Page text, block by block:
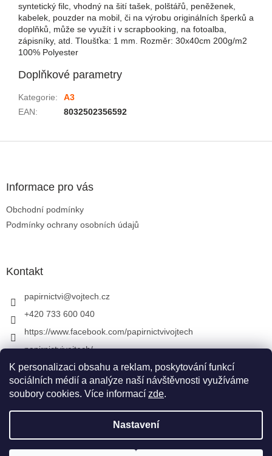
K personalizaci obsahu a reklam, poskytování funkcí
sociálních médií a analýze naší návštěvnosti využíváme
soubory cookies. Více informací zde.
Nastavení
syntetický filc, vhodný na šití tašek, polštářů, peněženek,
kabelek, pouzder na mobil, či na výrobu originálních šperků a
doplňků, může se využít i v scrapbooking, na fotoalba,
zápisníky, atd. Tloušťka: 1 mm. Rozměr: 30x40cm 200g/m2
100% Polyester
Doplňkové parametry
Kategorie:
A3
EAN: 8032502356592
Informace pro vás
Obchodní podmínky
Podmínky ochrany osobních údajů
Kontakt
papirnictvi@vojtech.cz
+420 733 600 040
https://www.facebook.com/papirnictvivojtech
papirnictvivojtech/
+420 733 600 040
Vytvořil Shoptet&
Papírnictví VojTech